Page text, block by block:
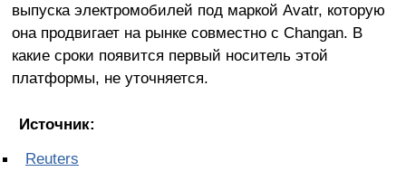
выпуска электромобилей под маркой Avatr, которую
она продвигает на рынке совместно с Changan. В
какие сроки появится первый носитель этой
платформы, не уточняется.
Источник:
Reuters